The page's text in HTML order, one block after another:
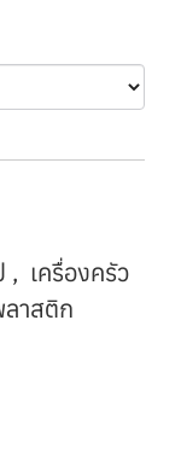
, เครื่องครัว
าสติก